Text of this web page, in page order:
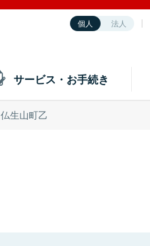
個人 法人
サービス・お手続き
仏生山町乙